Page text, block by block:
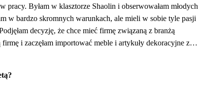
pracy. Byłam w klasztorze Shaolin i obserwowałam młodych
w bardzo skromnych warunkach, ale mieli w sobie tyle pasji
decyzję, że chce mieć firmę związaną z branżą
i zaczęłam importować meble i artykuły dekoracyjne z…